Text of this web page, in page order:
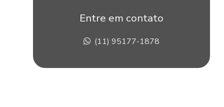
Construção de stands para eventos
Entre em contato
(11) 95177-1878